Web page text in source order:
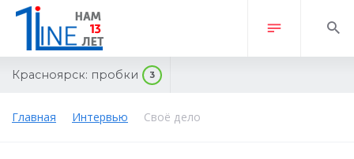
Красноярск: пробки 3
Главная Интервью Своё дело